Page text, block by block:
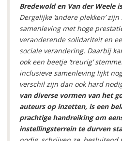
Bredewold en Van der Weele
Dergelijke ‘andere plekken’
samenleving met hoge
veranderende solidariteit en
sociale verandering. Daarbij
ook een beetje ‘treurig’
inclusieve samenleving lijkt
verschil zijn dan ook hard
van diverse vormen van het
auteurs op inzetten, is een
prachtige handreiking om
instellingsterrein te durven